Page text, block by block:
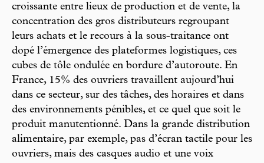
croissante entre lieux de production et de vente, la
concentration des gros distributeurs regroupant
leurs achats et le recours à la sous-traitance ont
dopé l’émergence des plateformes logistiques, ces
cubes de tôle ondulée en bordure d’autoroute. En
France, 15% des ouvriers travaillent aujourd’hui
dans ce secteur, sur des tâches, des horaires et dans
des environnements pénibles, et ce quel que soit le
produit manutentionné. Dans la grande distribution
alimentaire, par exemple, pas d’écran tactile pour les
ouvriers, mais des casques audio et une voix